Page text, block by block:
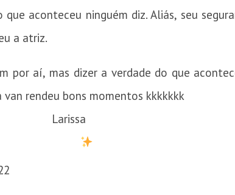
aconteceu ninguém diz. Aliás, seu
a atriz.
por aí, mas dizer a verdade do que
rendeu bons momentos kkkkkkk